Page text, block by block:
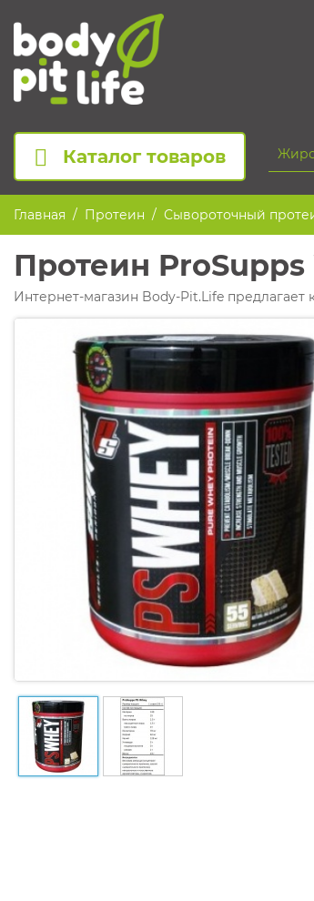
Каталог товаров
Главная Протеин Сывороточный
Протеин ProSupps
Интернет-магазин Body-Pit.Life предлагает